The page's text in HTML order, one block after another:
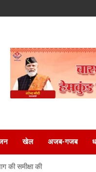
खेल अजब-गजब
की समीक्षा की